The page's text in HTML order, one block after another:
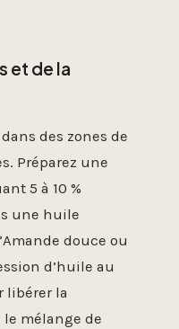
et de la
des zones de
Préparez une
5 à 10 %
une huile
douce ou
d’huile au
libérer la
mélange de